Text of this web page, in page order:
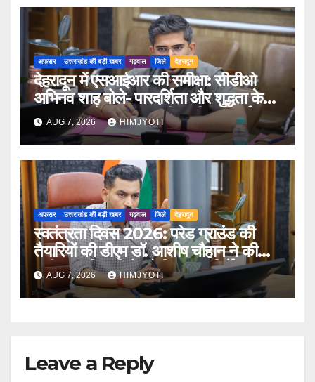
अफसर उत्तराखंड की बड़ी खबर गढ़वाल जिले देहरादून
देहरादून में एसआईआर की समीक्षा: सीडीओ
अभिनव शाह बोले- पारदर्शिता और शुद्धता के
साथ पूरा करें मतदाता सूची पुनरीक्षण कार्य
AUG 7, 2026 HIMJYOTI
अफसर उत्तराखंड की बड़ी खबर गढ़वाल जिले देहरादून
स्वतंत्रता दिवस 2026: परेड ग्राउंड की
तैयारियों की डीएम डॉ. आशीष चौहान ने की
समीक्षा, अधिकारियों को दिए अहम निर्देश
AUG 7, 2026 HIMJYOTI
Leave a Reply